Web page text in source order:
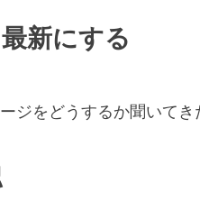
新にする
ジをどうするか聞いてき